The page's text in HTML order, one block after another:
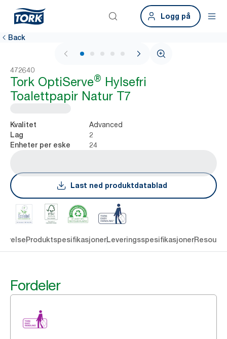
Logg på
Back
1 / 6
472640
Tork OptiServe® Hylsefri
Toalettpapir Natur T7
Kvalitet Advanced
Lag 2
Enheter per eske 24
Last ned produktdatablad
ProduktspesifikasjonerLeveringsspesifikasjoner
Fordeler